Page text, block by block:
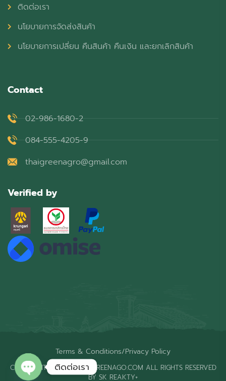
ติดต่อเรา
นโยบายการจัดส่งสินค้า
นโยบายการเปลี่ยน คืนสินค้า คืนเงิน และยกเลิกสินค้า
Contact
02-986-1680-2
084-555-4205-9
thaigreenagro@gmail.com
Verified by
COPYRIGHT © 2026 THAIGREENAGO.COM ALL RIGHTS RESERVED
BY SK REAKTY+
Terms & Conditions/Privacy Policy
ติดต่อเรา